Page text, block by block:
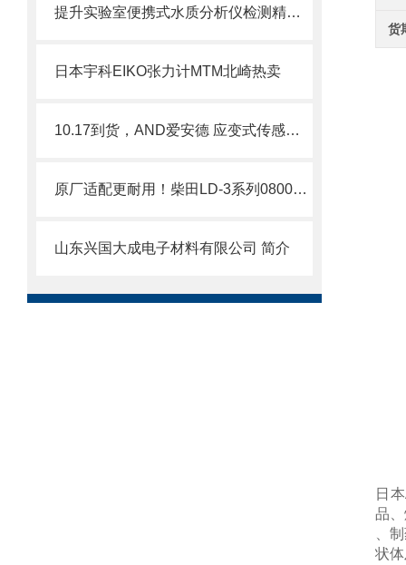
提升实验室便携式水质分析仪检测精度的技术方法
日本宇科EIKO张力计MTM北崎热卖
10.17到货，AND爱安德 应变式传感器指示器 AD-4531B
原厂适配更耐用！柴田LD-3系列080000-06软壳 LD-3B/3C仪器专用防护配件
山东兴国大成电子材料有限公司 简介
货
日
品
、
状